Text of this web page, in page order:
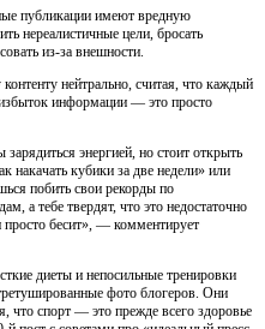
публикации имеют вредную
нереалистичные цели, бросать
из-за внешности.
нейтрально, считая, что каждый
информации — это просто
энергией, но стоит открыть
накачать кубики за две недели» или
побить свои рекорды по
а тебе твердят, что это недостаточно
просто бесит», — комментирует
диеты и непосильные тренировки
фото блогеров. Они
что спорт — это прежде всего здоровье